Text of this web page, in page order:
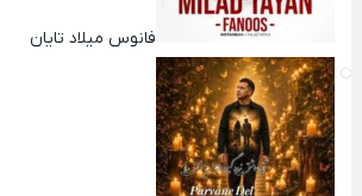
فانوس میلاد تایان